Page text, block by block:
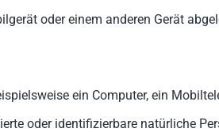
oder einem anderen Gerät
ein Computer, ein
oder identifizierbare natürliche